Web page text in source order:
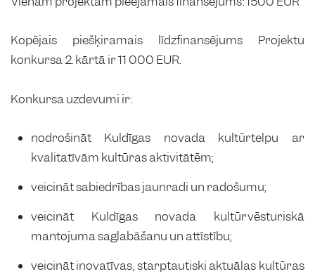
Kopējais piešķiramais līdzfinansējums Projektu
konkursa 2. kārtā ir 11 000 EUR.
Konkursa uzdevumi ir:
nodrošināt Kuldīgas novada kultūrtelpu ar
kvalitatīvām kultūras aktivitātēm;
veicināt sabiedrības jaunradi un radošumu;
veicināt Kuldīgas novada kultūrvēsturiskā
mantojuma saglabāšanu un attīstību;
veicināt inovatīvas, starptautiski aktuālas kultūras